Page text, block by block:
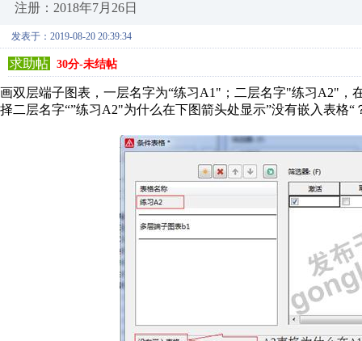
注册：2018年7月26日
发表于：2019-08-20 20:39:34
求助帖 30分-未结帖
画双层端子图表，一层名字为“练习A1"；二层名字"练习A2"，
择二层名字“”练习A2"为什么在下图箭头处显示”没有嵌入表格